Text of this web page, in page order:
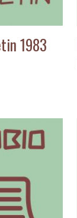
1983